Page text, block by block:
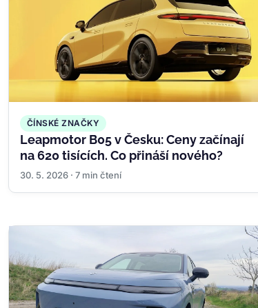
ČÍNSKÉ ZNAČKY
Leapmotor B05 v Česku: Ceny začínají
na 620 tisících. Co přináší nového?
30. 5. 2026 · 7 min čtení